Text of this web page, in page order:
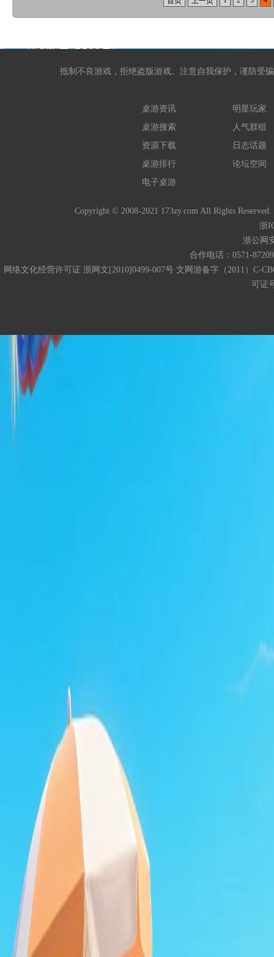
抵制不良游戏，拒绝盗版游戏。注意自我保护，谨防受
桌游资讯
桌游搜索
资源下载
桌游排行
电子桌游
明星玩家
人气群组
日志话题
论坛空间
Copyright © 2008-2021 173zy.com All Rights
浙
浙公网
合作电话：0571-
网络文化经营许可证 浙网文[2010]0499-007号 文网游备字（2011）C-
可证